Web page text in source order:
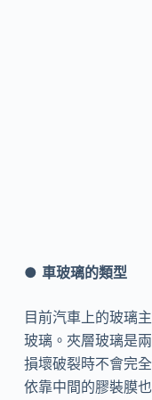
● 車玻璃的類型
目前汽車上的玻璃
玻璃。夾層玻璃是
損壞破裂時不會完
依靠中間的膠裝膜